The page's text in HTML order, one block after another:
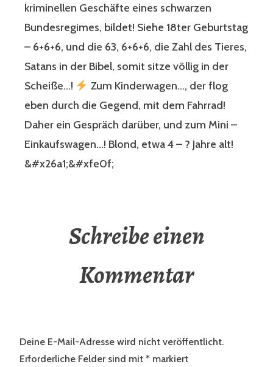
kriminellen Geschäfte eines schwarzen
Bundesregimes, bildet! Siehe 18ter Geburtstag
– 6+6+6, und die 63, 6+6+6, die Zahl des Tieres,
Satans in der Bibel, somit sitze völlig in der
Scheiße…!
Zum Kinderwagen…, der flog
eben durch die Gegend, mit dem Fahrrad!
Daher ein Gespräch darüber, und zum Mini –
Einkaufswagen…! Blond, etwa 4 – ? Jahre alt!
&#x26a1;&#xfe0f;
Schreibe einen
Kommentar
Deine E-Mail-Adresse wird nicht veröffentlicht.
Erforderliche Felder sind mit * markiert